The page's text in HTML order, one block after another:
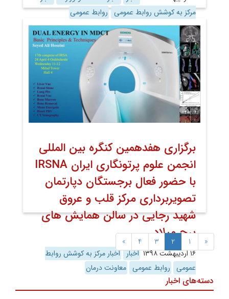
مرکز به کوشش روابط عمومی روابط عمومی
برگزاری هفدهمین کنگره بین المللی
انجمن علوم پرتونگاری ایران IRSNA
با حضور فعال برجستگان دپارتمان
تصویربرداری مرکز قلب و عروق
شهید رجایی در سالن همایش های
برج میلاد
۱۶ اردیبهشت ۱۳۹۸ اخبار اخبار مرکز به کوشش روابط
عمومی روابط عمومی معاونت درمان
«
1
2
3
4
»
دسته‌های اخبار